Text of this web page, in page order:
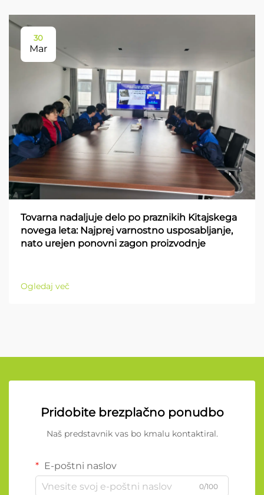
30
Mar
Tovarna nadaljuje delo po praznikih Kitajskega
novega leta: Najprej varnostno usposabljanje,
nato urejen ponovni zagon proizvodnje
Ogledaj več
Pridobite brezplačno ponudbo
Naš predstavnik vas bo kmalu kontaktiral.
E-poštni naslov
0/100